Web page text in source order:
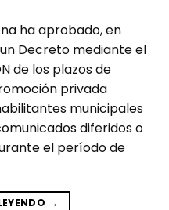
ha aprobado, en
Decreto mediante el
de los plazos de
privada
municipales
diferidos o
el período de
→